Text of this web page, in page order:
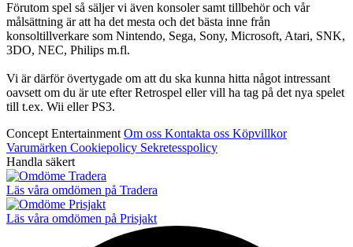
Förutom spel så säljer vi även konsoler samt tillbehör och vår
målsättning är att ha det mesta och det bästa inne från
konsoltillverkare som Nintendo, Sega, Sony, Microsoft, Atari, SNK,
3DO, NEC, Philips m.fl.
Vi är därför övertygade om att du ska kunna hitta något intressant
oavsett om du är ute efter Retrospel eller vill ha tag på det nya spelet
till t.ex. Wii eller PS3.
Concept Entertainment Om oss Kontakta oss Köpvillkor
Varumärken Cookiepolicy Sekretesspolicy
Handla säkert
Läs våra omdömen på Tradera
Läs våra omdömen på Prisjakt